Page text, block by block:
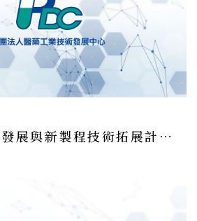
115年高值藥品發展與新製程技術拓展計畫-技術及法規輔導申請